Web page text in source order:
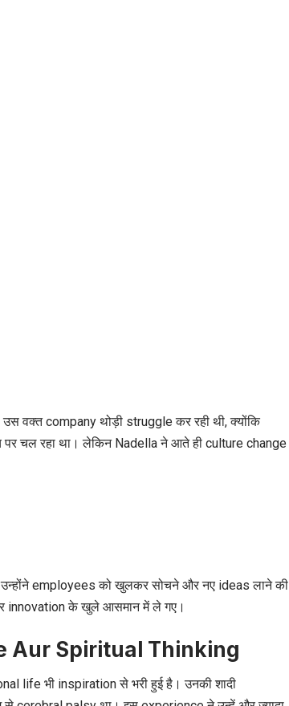
वक्त company थोड़ी struggle कर रही थी, क्योंकि
चल रहा था। लेकिन Nadella ने आते ही culture change
employees को खुलकर सोचने और नए ideas लाने की
innovation के खुले आसमान में ले गए।
Aur Spiritual Thinking
life भी inspiration से भरी हुई है। उनकी शादी